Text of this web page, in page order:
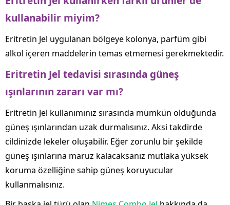
kullanabilir miyim?
Eritretin Jel uygulanan bölgeye kolonya, parfüm gibi
alkol içeren maddelerin temas etmemesi gerekmektedir.
Eritretin Jel tedavisi sırasında güneş
ışınlarının zararı var mı?
Eritretin Jel kullanımınız sırasında mümkün olduğunda
güneş ışınlarından uzak durmalısınız. Aksi takdirde
cildinizde lekeler oluşabilir. Eğer zorunlu bir şekilde
güneş ışınlarına maruz kalacaksanız mutlaka yüksek
koruma özelliğine sahip güneş koruyucular
kullanmalısınız.